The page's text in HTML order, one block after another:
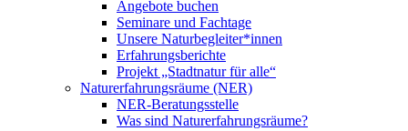
Angebote buchen
Seminare und Fachtage
Unsere Naturbegleiter*innen
Erfahrungsberichte
Projekt „Stadtnatur für alle“
Naturerfahrungsräume (NER)
NER-Beratungsstelle
Was sind Naturerfahrungsräume?